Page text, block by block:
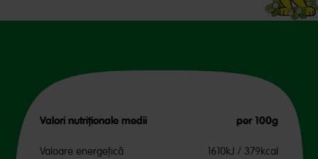
Valori nutriționale medii per 100g
Valoare energeţică 1610kJ / 379kcal